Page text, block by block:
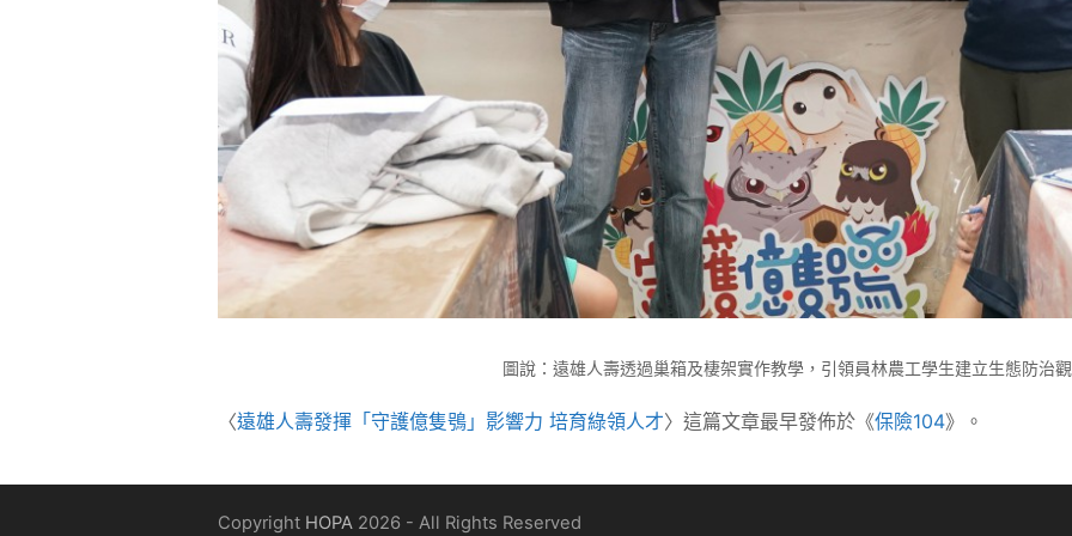
圖說：遠雄人壽透過巢箱及棲架實作教學，引領員林農工學生建立生態防治
〈遠雄人壽發揮「守護億隻鴞」影響力 培育綠領人才〉這篇文章最早發佈於《保險104》。
Copyright HOPA 2026 - All Rights Reserved